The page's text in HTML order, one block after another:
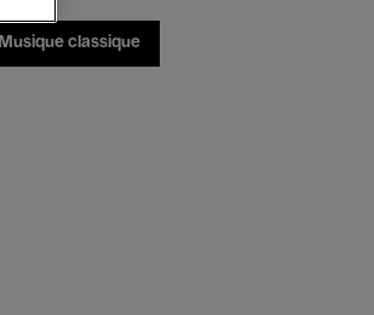
Musique classique